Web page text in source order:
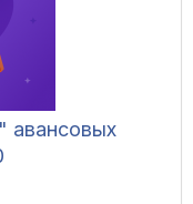
авансовых